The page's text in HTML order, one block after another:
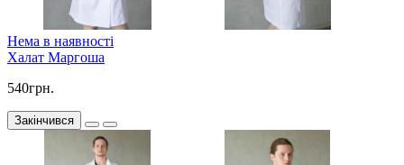
Нема в наявності
Халат Маргоша
540грн.
Закінчився